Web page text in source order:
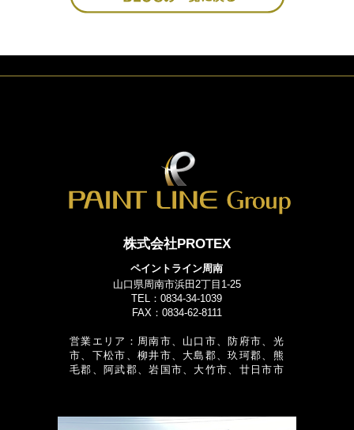
株式会社PROTEX
ペイントライン周南
山口県周南市浜田2丁目1-25
TEL：0834-34-1039
FAX：0834-62-8111
営業エリア：周南市、山口市、防府市、光
市、下松市、柳井市、大島郡、玖珂郡、熊
毛郡、阿武郡、岩国市、大竹市、廿日市市